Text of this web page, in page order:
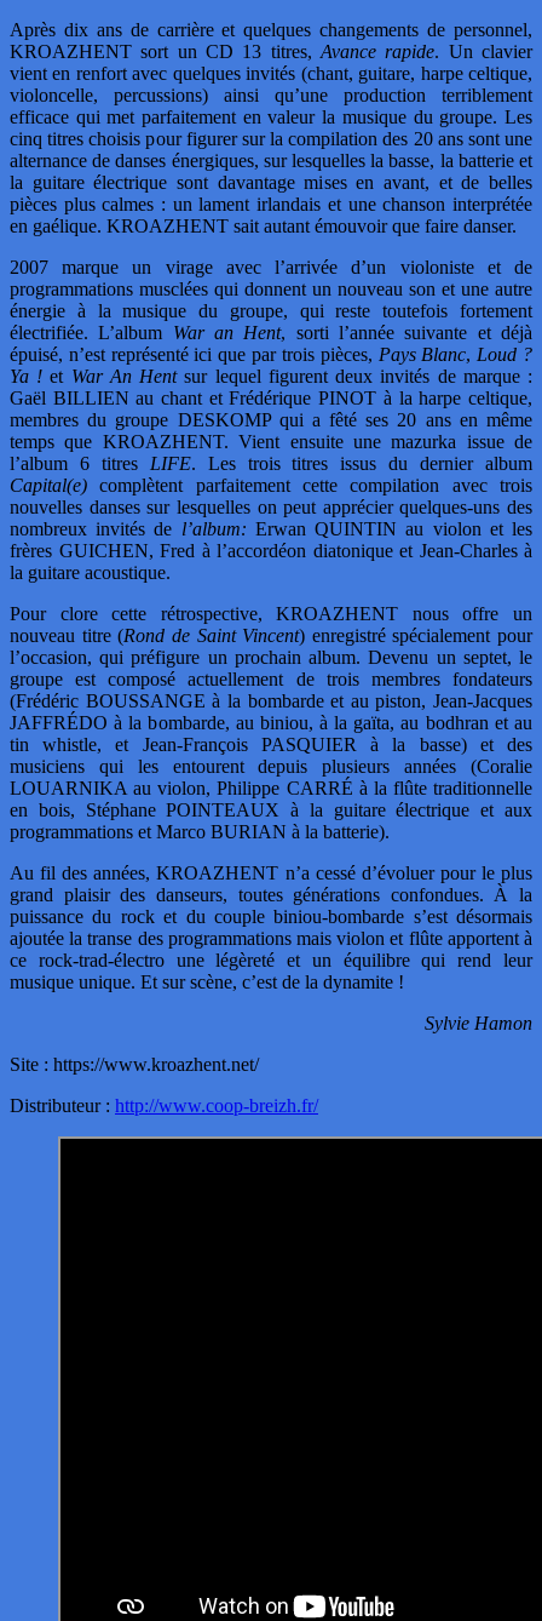
Après dix ans de carrière et quelques changements de personnel,
KROAZHENT sort un CD 13 titres, Avance rapide. Un clavier
vient en renfort avec quelques invités (chant, guitare, harpe celtique,
violoncelle, percussions) ainsi qu’une production terriblement
efficace qui met parfaitement en valeur la musique du groupe. Les
cinq titres choisis pour figurer sur la compilation des 20 ans sont une
alternance de danses énergiques, sur lesquelles la basse, la batterie et
la guitare électrique sont davantage mises en avant, et de belles
pièces plus calmes : un lament irlandais et une chanson interprétée
en gaélique. KROAZHENT sait autant émouvoir que faire danser.
2007 marque un virage avec l’arrivée d’un violoniste et de
programmations musclées qui donnent un nouveau son et une autre
énergie à la musique du groupe, qui reste toutefois fortement
électrifiée. L’album War an Hent, sorti l’année suivante et déjà
épuisé, n’est représenté ici que par trois pièces, Pays Blanc, Loud ?
Ya ! et War An Hentsur lequel figurent deux invités de marque :
Gaël BILLIEN au chant et Frédérique PINOT à la harpe celtique,
membres du groupe DESKOMP qui a fêté ses 20 ans en même
temps que KROAZHENT. Vient ensuite une mazurka issue de
l’album 6 titres LIFE. Les trois titres issus du dernier album
Capital(e) complètent parfaitement cette compilation avec trois
nouvelles danses sur lesquelles on peut apprécier quelques-uns des
nombreux invités de l’album: Erwan QUINTIN au violon et les
frères GUICHEN, Fred à l’accordéon diatonique et Jean-Charles à
la guitare acoustique.
Pour clore cette rétrospective, KROAZHENT nous offre un
nouveau titre (Rond de Saint Vincent) enregistré spécialement pour
l’occasion, qui préfigure un prochain album. Devenu un septet, le
groupe est composé actuellement de trois membres fondateurs
(Frédéric BOUSSANGE à la bombarde et au piston, Jean-Jacques
JAFFRÉDO à la bombarde, au biniou, à la gaïta, au bodhran et au
tin whistle, et Jean-François PASQUIER à la basse) et des
musiciens qui les entourent depuis plusieurs années (Coralie
LOUARNIKA au violon, Philippe CARRÉ à la flûte traditionnelle
en bois, Stéphane POINTEAUX à la guitare électrique et aux
programmations et Marco BURIAN à la batterie).
Au fil des années, KROAZHENT n’a cessé d’évoluer pour le plus
grand plaisir des danseurs, toutes générations confondues. À la
puissance du rock et du couple biniou-bombarde s’est désormais
ajoutée la transe des programmations mais violon et flûte apportent à
ce rock-trad-électro une légèreté et un équilibre qui rend leur
musique unique. Et sur scène, c’est de la dynamite !
Sylvie Hamon
Site : https://www.kroazhent.net/
Distributeur : http://www.coop-breizh.fr/